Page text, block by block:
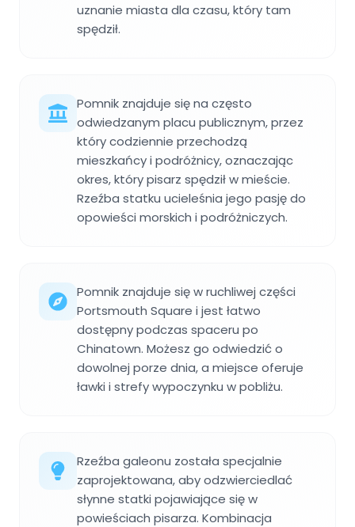
uznanie miasta dla czasu, który tam
spędził.
Pomnik znajduje się na często
odwiedzanym placu publicznym, przez
który codziennie przechodzą
mieszkańcy i podróżnicy, oznaczając
okres, który pisarz spędził w mieście.
Rzeźba statku ucieleśnia jego pasję do
opowieści morskich i podróżniczych.
Pomnik znajduje się w ruchliwej części
Portsmouth Square i jest łatwo
dostępny podczas spaceru po
Chinatown. Możesz go odwiedzić o
dowolnej porze dnia, a miejsce oferuje
ławki i strefy wypoczynku w pobliżu.
Rzeźba galeonu została specjalnie
zaprojektowana, aby odzwierciedlać
słynne statki pojawiające się w
powieściach pisarza. Kombinacja